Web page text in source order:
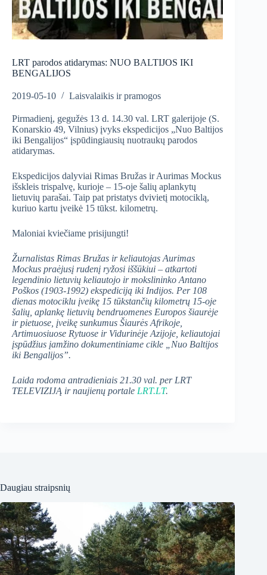
LRT parodos atidarymas: NUO BALTIJOS IKI
BENGALIJOS
2019-05-10 Laisvalaikis ir pramogos
Pirmadienį, gegužės 13 d. 14.30 val. LRT galerijoje (S.
Konarskio 49, Vilnius) įvyks ekspedicijos „Nuo Baltijos
iki Bengalijos“ įspūdingiausių nuotraukų parodos
atidarymas.
Ekspedicijos dalyviai Rimas Bružas ir Aurimas Mockus
išskleis trispalvę, kurioje – 15-oje šalių aplankytų
lietuvių parašai. Taip pat pristatys dvivietį motociklą,
kuriuo kartu įveikė 15 tūkst. kilometrų.
Maloniai kviečiame prisijungti!
Žurnalistas Rimas Bružas ir keliautojas Aurimas
Mockus praėjusį rudenį ryžosi iššūkiui – atkartoti
legendinio lietuvių keliautojo ir mokslininko Antano
Poškos (1903-1992) ekspediciją iki Indijos. Per 108
dienas motociklu įveikę 15 tūkstančių kilometrų 15-oje
šalių, aplankę lietuvių bendruomenes Europos šiaurėje
ir pietuose, įveikę sunkumus Šiaurės Afrikoje,
Artimuosiuose Rytuose ir Vidurinėje Azijoje, keliautojai
įspūdžius įamžino dokumentiniame cikle „Nuo Baltijos
iki Bengalijos”.
Laida rodoma antradieniais 21.30 val. per LRT
TELEVIZIJĄ ir naujienų portale LRT.LT.
Daugiau straipsnių